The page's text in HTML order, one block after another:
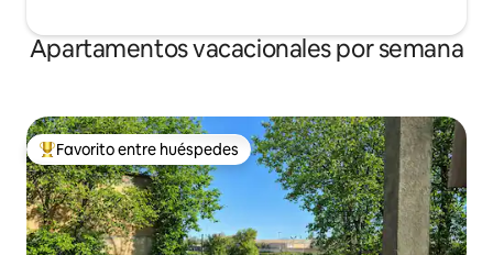
Apartamentos vacacionales por semana
Favorito entre huéspedes preferido
Favorito entre huéspedes